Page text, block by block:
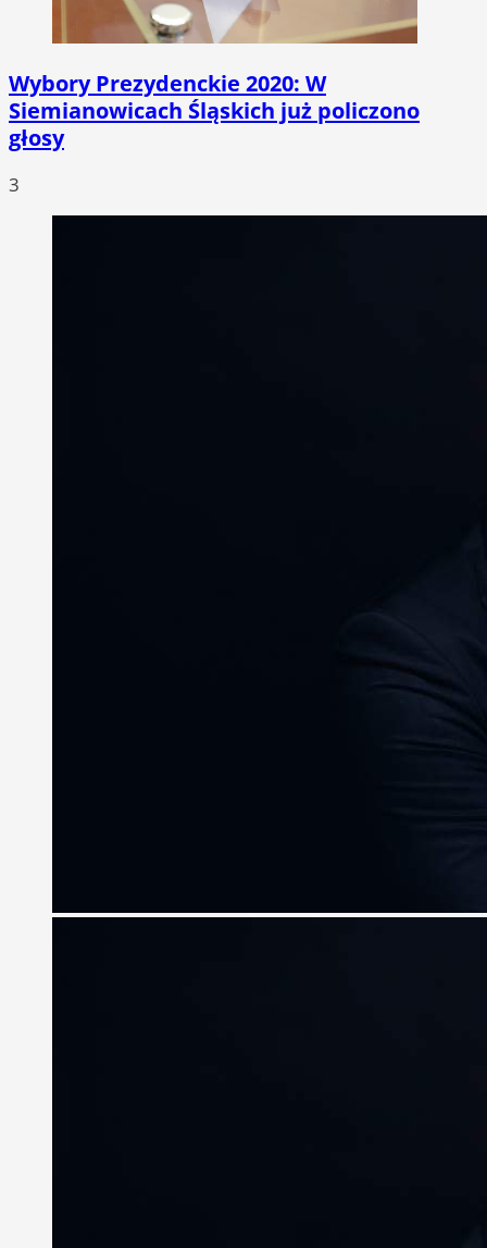
Wybory Prezydenckie 2020: W
Siemianowicach Śląskich już policzono
głosy
3